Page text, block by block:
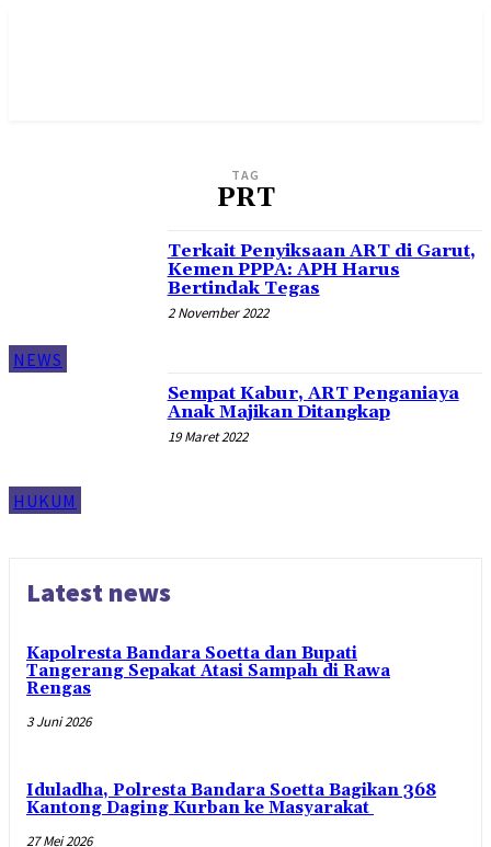
TAG
PRT
NEWS
Terkait Penyiksaan ART di Garut,
Kemen PPPA: APH Harus
Bertindak Tegas
2 November 2022
HUKUM
Sempat Kabur, ART Penganiaya
Anak Majikan Ditangkap
19 Maret 2022
Latest news
Kapolresta Bandara Soetta dan Bupati
Tangerang Sepakat Atasi Sampah di Rawa
Rengas
3 Juni 2026
Iduladha, Polresta Bandara Soetta Bagikan 368
Kantong Daging Kurban ke Masyarakat
27 Mei 2026